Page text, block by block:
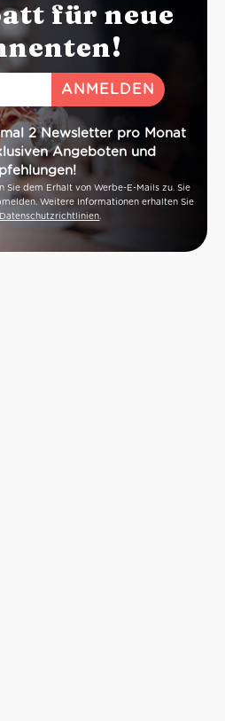
für neue
2 Newsletter pro Monat
Angeboten und
dem Erhalt von Werbe-E-Mails zu. Sie
Weitere Informationen erhalten Sie
Datenschutzrichtlinien.